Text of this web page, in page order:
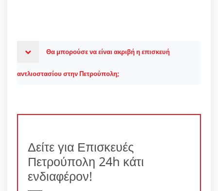
Θα μπορούσε να είναι ακριβή η επισκευή
αντλιοστασίου στην Πετρούπολη;
Δείτε για Επισκευές
Πετρούπολη 24h κάτι
ενδιαφέρον!